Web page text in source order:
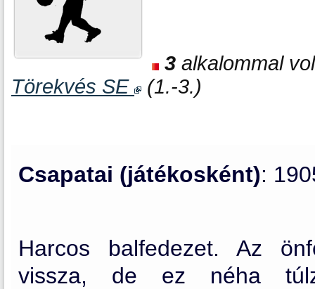
3 alkalommal
Törekvés SE
(1.-3.)
Csapatai (játékosként):
Harcos balfedezet. Az
vissza, de ez néha